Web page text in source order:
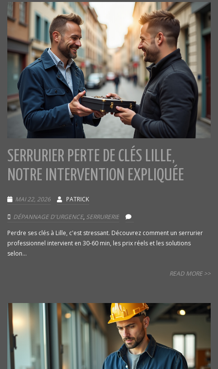
SERRURIER PERTE DE CLÉS LILLE,
NOTRE INTERVENTION EXPLIQUÉE
MAI 22, 2026 PATRICK
DÉPANNAGE D'URGENCE, SERRURERIE
Perdre ses clés à Lille, c'est stressant. Découvrez comment un serrurier
professionnel intervient en 30-60 min, les prix réels et les solutions
selon...
READ MORE >>